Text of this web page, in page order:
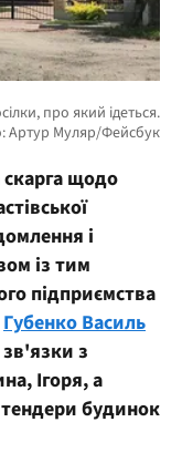
щодо
і
із тим
підприємства
Губенко Василь
зв'язки з
Ігоря, а
будинок